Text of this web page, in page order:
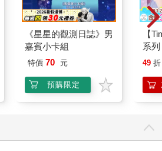
《星星的觀測日誌》男
嘉賓小卡組
特價 70 元
預購限定
【
系
禮物
49 折